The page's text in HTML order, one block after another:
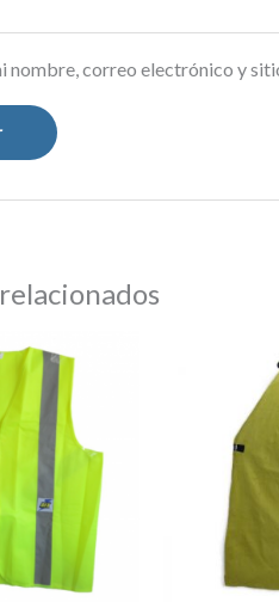
nombre, correo electrónico y